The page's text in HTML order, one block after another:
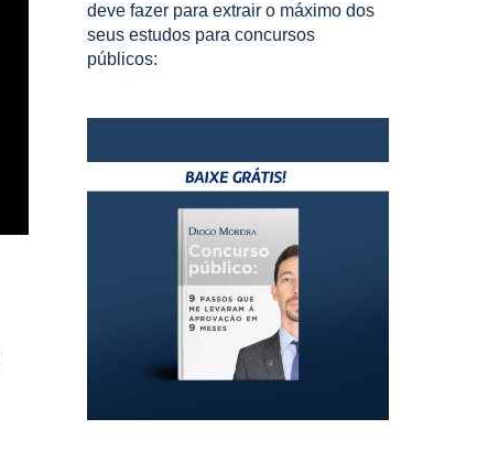
deve fazer para extrair o máximo dos
seus estudos para concursos
públicos: